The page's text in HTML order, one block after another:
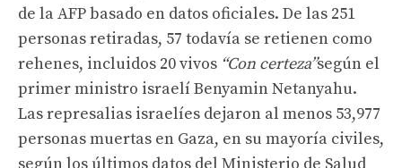
de la AFP basado en datos oficiales. De las 251
personas retiradas, 57 todavía se retienen como
rehenes, incluidos 20 vivos “Con certeza”según el
primer ministro israelí Benyamin Netanyahu.
Las represalias israelíes dejaron al menos 53,977
personas muertas en Gaza, en su mayoría civiles,
según los últimos datos del Ministerio de Salud